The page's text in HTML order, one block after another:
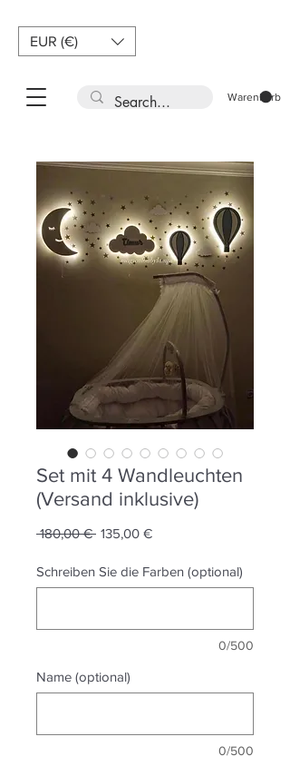
EUR (€)
Warenkorb
Set mit 4 Wandleuchten
(Versand inklusive)
180,00 € Standardpreis
135,00 €Sale-
Schreiben Sie die Farben (optional)
0/500
Name (optional)
0/500